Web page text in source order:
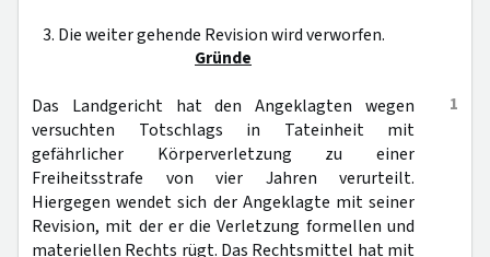
3. Die weiter gehende Revision wird verworfen.
Gründe
1
Das Landgericht hat den Angeklagten wegen
versuchten Totschlags in Tateinheit mit
gefährlicher Körperverletzung zu einer
Freiheitsstrafe von vier Jahren verurteilt.
Hiergegen wendet sich der Angeklagte mit seiner
Revision, mit der er die Verletzung formellen und
materiellen Rechts rügt. Das Rechtsmittel hat mit